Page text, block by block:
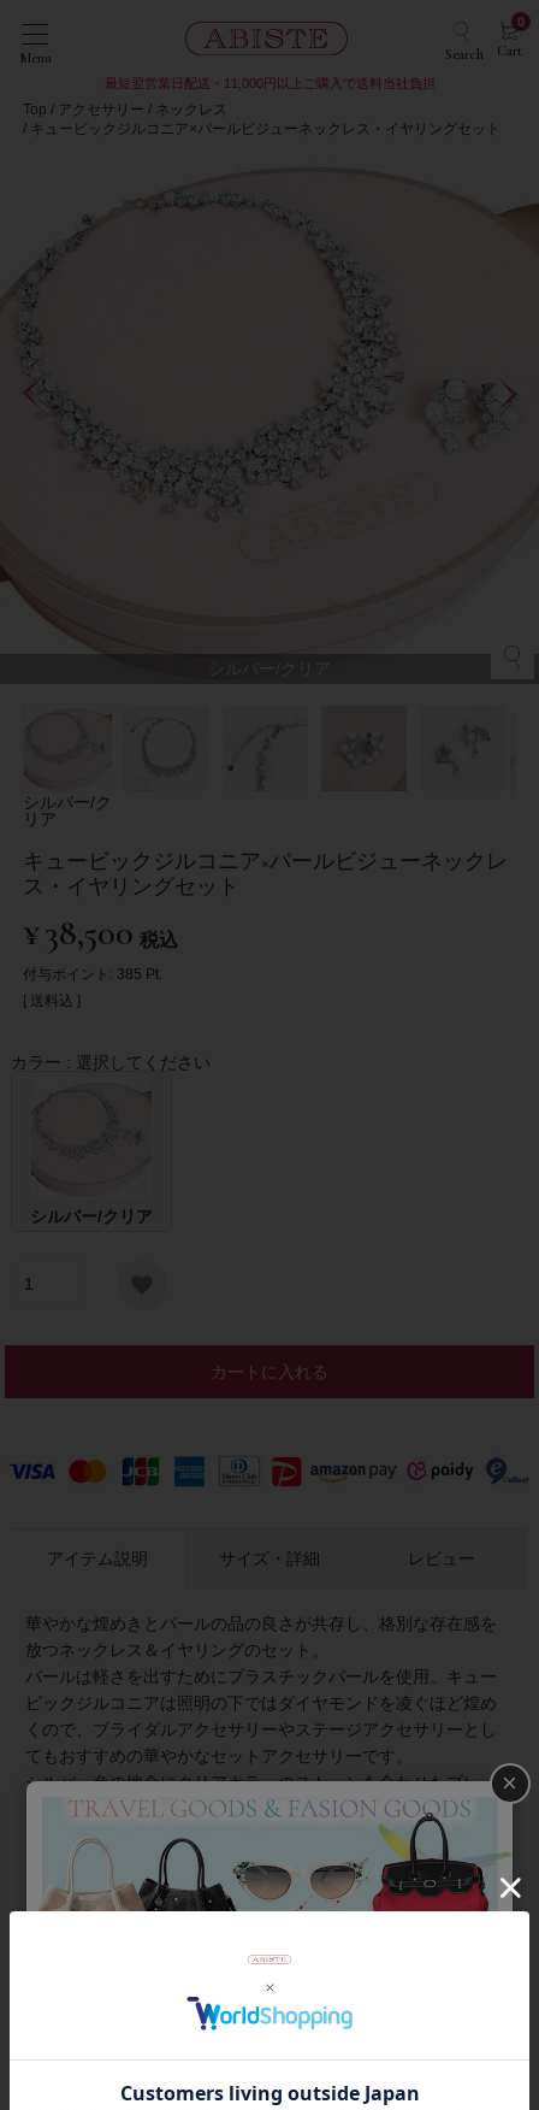
Menu Search Cart
0
最短翌営業日配送・11,000円以上ご購入で送料当社負担
Top アクセサリー
ネックレス
キュービックジルコニア×パールビジューネックレス・イヤリングセット
シルバー/ク
リア
キュービックジルコニア×パールビジューネックレ
ス・イヤリングセット
¥38,500 税込
付与ポイント: 385 Pt.
送料込
カラー 選択してください
シルバー/クリア
カートに入れる
アイテム説明
華やかな煌めきとパールの品の良さが共存し、格別な存在感を
放つネックレス＆イヤリングのセット。
パールは軽さを出すためにプラスチックパールを使用。キュー
ビックジルコニアは照明の下ではダイヤモンドを凌ぐほど煌め
くので、ブライダルアクセサリーやステージアクセサリーとし
てもおすすめの華やかなセットアクセサリーです。
シルバー色の地金にクリアカラーのストーンを合わせたプレー
ンなカラーなのでコーディネートしやすく、ディナーやいつも
よりちょっぴりおしゃれをしたい日など、日常の中の特別なシ
ーンにもマッチしやすいアイテムです。もちろん別々にも使え
るので、デイリーアクセサリーにもお使いいただけます。
サイズ・詳細 レビュー
×